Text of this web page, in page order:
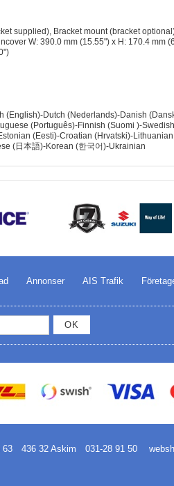
supplied), Bracket mount (bracket
W: 390.0 mm (15.55") x H: 170.4 mm
(English)-Dutch (Nederlands)-Danish
(Português)-Finnish (Suomi )-
(Eesti)-Croatian (Hrvatski)-
(日本語)-Korean (한국어)-Ukrainian
Annonser AIS Trafik
OK
63 436 32 Askim 031-28 91 50